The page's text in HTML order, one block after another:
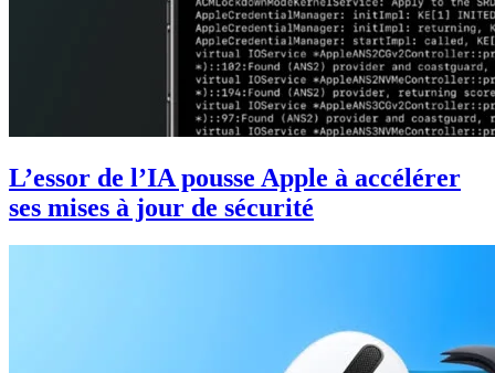
L’essor de l’IA pousse Apple à accélérer
ses mises à jour de sécurité